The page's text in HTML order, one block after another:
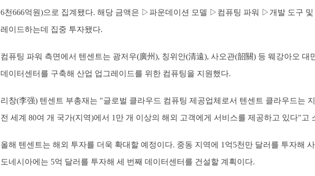
6천666억원)으로 집계됐다. 해당 금액은 ▷파운데이션 모델 ▷컴퓨팅 파워 ▷개발 도구
레이드하는데 집중 투자됐다.
컴퓨팅 파워 측면에서 텐센트는 광저우(廣州), 칭위안(清遠), 사오관(韶關) 등 웨강아오 대
데이터센터를 구축해 산업 업그레이드를 위한 컴퓨팅을 지원했다.
리창(李强) 텐센트 부총재는 "글로벌 클라우드 컴퓨팅 제공업체로서 텐센트 클라우드는
전 세계 80여 개 국가(지역)에서 1만 개 이상의 해외 고객에게 서비스를 제공하고 있다"고
올해 텐센트는 해외 투자를 더욱 확대할 예정이다. 중동 지역에 1억5천만 달러를 투자해
도네시아에는 5억 달러를 투자해 세 번째 데이터센터를 건설할 계획이다.